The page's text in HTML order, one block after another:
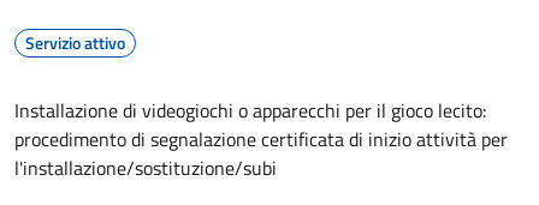
Servizio attivo
Installazione di videogiochi o apparecchi per il gioco lecito:
procedimento di segnalazione certificata di inizio attività per
l'installazione/sostituzione/subi